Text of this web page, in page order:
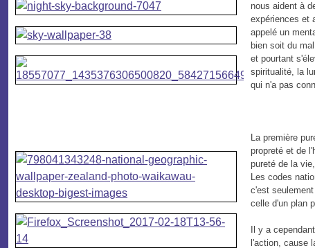
nous aident à
expériences et
appelé un
bien soit du
et pourtant
spiritualité, la
qui n'a pas
La première
propreté et de
pureté de la
Les codes
c'est
celle d'un plan
Il y a
l'action, cause